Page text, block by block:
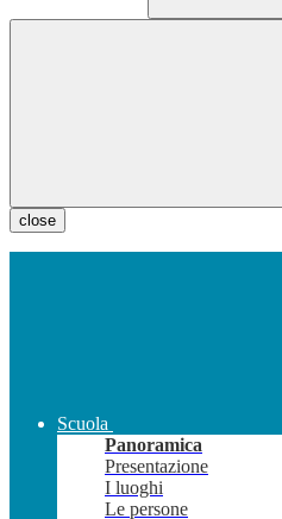
close
Scuola
Panoramica
Presentazione
I luoghi
Le persone